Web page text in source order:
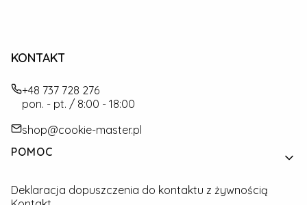
KONTAKT
+48 737 728 276
pon. - pt. / 8:00 - 18:00
shop@cookie-master.pl
Linki w stopce
POMOC
Deklaracja dopuszczenia do kontaktu z żywnością